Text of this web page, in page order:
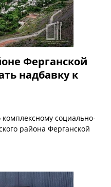
Ферганской
надбавку к
социально-
района Ферганской